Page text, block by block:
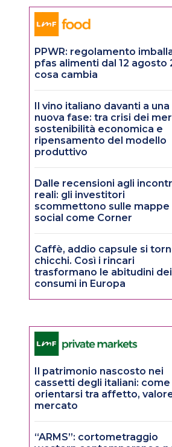
PPWR: regolamento
pfas alimenti dal 12 agosto
cosa cambia
Il vino italiano davanti a una
nuova fase: tra crisi dei
sostenibilità economica e
ripensamento del modello
produttivo
Dalle recensioni agli
reali: gli investitori
scommettono sulle mappe
social come Corner
Caffè, addio capsule si
chicchi. Così i rincari
trasformano le abitudini dei
consumi in Europa
Il patrimonio nascosto nei
cassetti degli italiani: come
orientarsi tra affetto,
mercato
“ARMS”: cortometraggio